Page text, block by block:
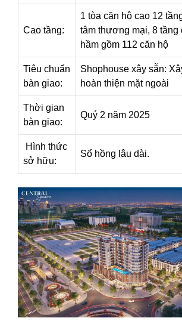
Cao tầng:
1 tòa căn hộ cao 12
tâm thương mại, 8 tầng
hầm gồm 112 căn hộ
Tiêu chuẩn
bàn giao:
Shophouse xây sẵn:
hoàn thiện mặt ngoài
Thời gian
bàn giao:
Quý 2 năm 2025
Hình thức
sở hữu:
Sổ hồng lâu dài.